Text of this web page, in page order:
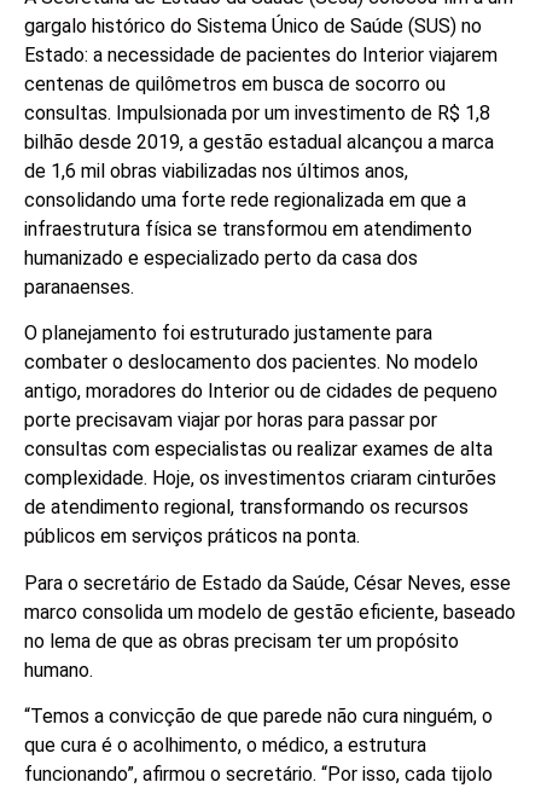
gargalo histórico do Sistema Único de Saúde (SUS) no
Estado: a necessidade de pacientes do Interior viajarem
centenas de quilômetros em busca de socorro ou
consultas. Impulsionada por um investimento de R$ 1,8
bilhão desde 2019, a gestão estadual alcançou a marca
de 1,6 mil obras viabilizadas nos últimos anos,
consolidando uma forte rede regionalizada em que a
infraestrutura física se transformou em atendimento
humanizado e especializado perto da casa dos
paranaenses.
O planejamento foi estruturado justamente para
combater o deslocamento dos pacientes. No modelo
antigo, moradores do Interior ou de cidades de pequeno
porte precisavam viajar por horas para passar por
consultas com especialistas ou realizar exames de alta
complexidade. Hoje, os investimentos criaram cinturões
de atendimento regional, transformando os recursos
públicos em serviços práticos na ponta.
Para o secretário de Estado da Saúde, César Neves, esse
marco consolida um modelo de gestão eficiente, baseado
no lema de que as obras precisam ter um propósito
humano.
“Temos a convicção de que parede não cura ninguém, o
que cura é o acolhimento, o médico, a estrutura
funcionando”, afirmou o secretário. “Por isso, cada tijolo